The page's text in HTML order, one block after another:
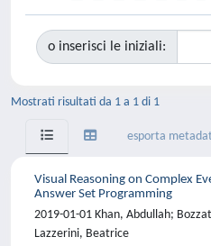
o inserisci le iniziali:
Mostrati risultati da 1 a 1 di 1
esporta
Visual Reasoning on Complex
Answer Set Programming
2019-01-01 Khan, Abdullah;
Lazzerini, Beatrice